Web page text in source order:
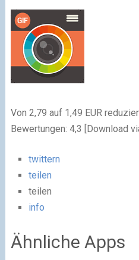
Von 2,79 auf 1,49 EUR
Bewertungen: 4,3 [Download
twittern
teilen
teilen
info
Ähnliche Apps